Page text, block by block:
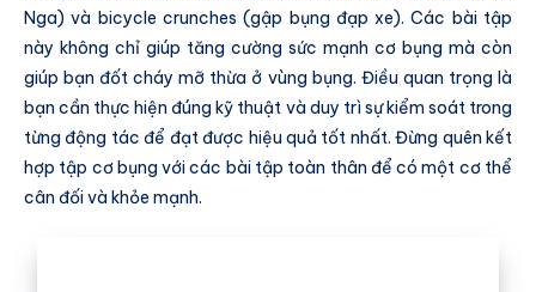
Nga) và bicycle crunches (gập bụng đạp xe). Các bài tập
này không chỉ giúp tăng cường sức mạnh cơ bụng mà còn
giúp bạn đốt cháy mỡ thừa ở vùng bụng. Điều quan trọng là
bạn cần thực hiện đúng kỹ thuật và duy trì sự kiểm soát trong
từng động tác để đạt được hiệu quả tốt nhất. Đừng quên kết
hợp tập cơ bụng với các bài tập toàn thân để có một cơ thể
cân đối và khỏe mạnh.